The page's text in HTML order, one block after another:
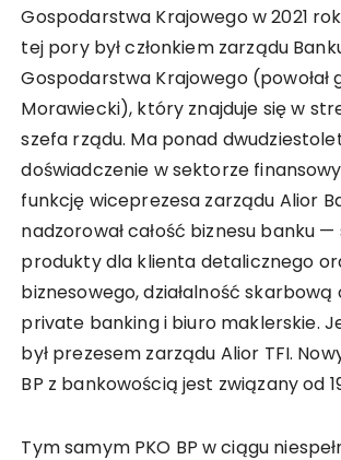
Gospodarstwa Krajowego w 2021
tej pory był członkiem zarządu
Gospodarstwa Krajowego (powołał
Morawiecki), który znajduje się w
szefa rządu. Ma ponad
doświadczenie w sektorze
funkcję wiceprezesa zarządu Alior
nadzorował całość biznesu banku —
produkty dla klienta detalicznego
biznesowego, działalność
private banking i biuro maklerskie.
był prezesem zarządu Alior TFI.
BP z bankowością jest związany od
Tym samym PKO BP w ciągu